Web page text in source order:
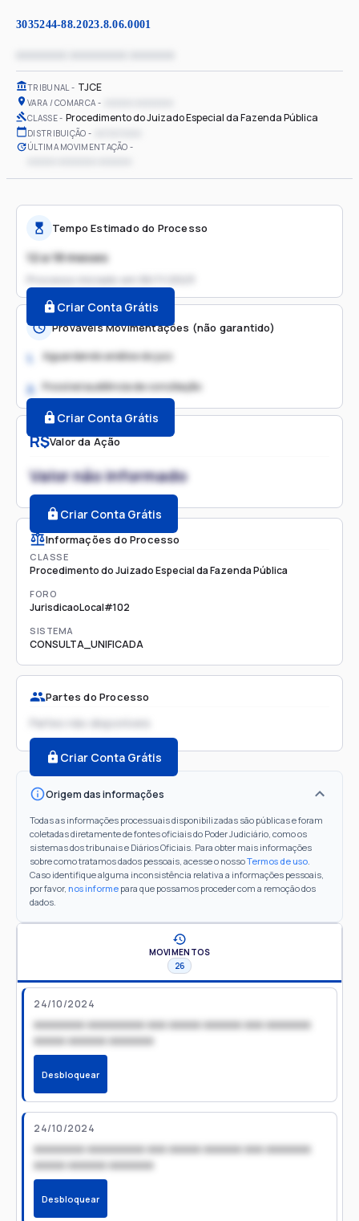
3035244-88.2023.8.06.0001
TRIBUNAL TJCE
VARA / COMARCA
CLASSE Procedimento do Juizado Especial da Fazenda Pública
DISTRIBUIÇÃO
ÚLTIMA MOVIMENTAÇÃO
R$Valor da Ação
Valor não informado
Criar Conta Grátis
Informações do Processo
CLASSE
Procedimento do Juizado Especial da Fazenda Pública
FORO
JurisdicaoLocal#102
SISTEMA
CONSULTA_UNIFICADA
Partes do Processo
Partes não disponíveis
Criar Conta Grátis
Origem das informações
Todas as informações processuais disponibilizadas são públicas e foram
coletadas diretamente de fontes oficiais do Poder Judiciário, como os
sistemas dos tribunais e Diários Oficiais. Para obter mais informações
sobre como tratamos dados pessoais, acesse o nossoTermos de uso.
Caso identifique alguma inconsistência relativa a informações pessoais,
por favor, nos informe para que possamos proceder com a remoção dos
dados.
Tempo Estimado do Processo
12 a 18 meses
Processo iniciado em
Criar Conta Grátis
Prováveis Movimentações (não garantido)
1. Aguardando análise do juiz
2. Possível audiência de conciliação
Criar Conta Grátis
MOVIMENTOS
26
24/10/2024
xxxxxxxx xxxxxxxxx xxx xxxxx xxxxxx xxx xxxxxxx
xxxxx xxxxxx xxxxxxx
Desbloquear
24/10/2024
xxxxxxxx xxxxxxxxx xxx xxxxx xxxxxx xxx xxxxxxx
xxxxx xxxxxx xxxxxxx
Desbloquear